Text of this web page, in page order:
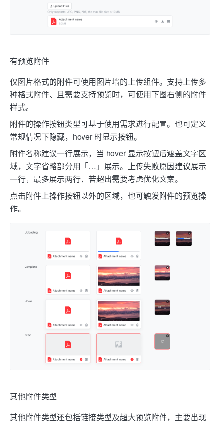
有预览附件
仅图片格式的附件可使用图片墙的上传组件。支持上传多
种格式附件、且需要支持预览时，可使用下图右侧的附件
样式。
附件的操作按钮类型可基于使用需求进行配置。也可定义
常规情况下隐藏，hover 时显示按钮。
附件名称建议一行展示，当 hover 显示按钮后遮盖文字区
域，文字省略部分用「…」展示。上传失败原因建议展示
一行，最多展示两行，若超出需要考虑优化文案。
点击附件上操作按钮以外的区域，也可触发附件的预览操
作。
其他附件类型
其他附件类型还包括链接类型及超大预览附件，主要出现